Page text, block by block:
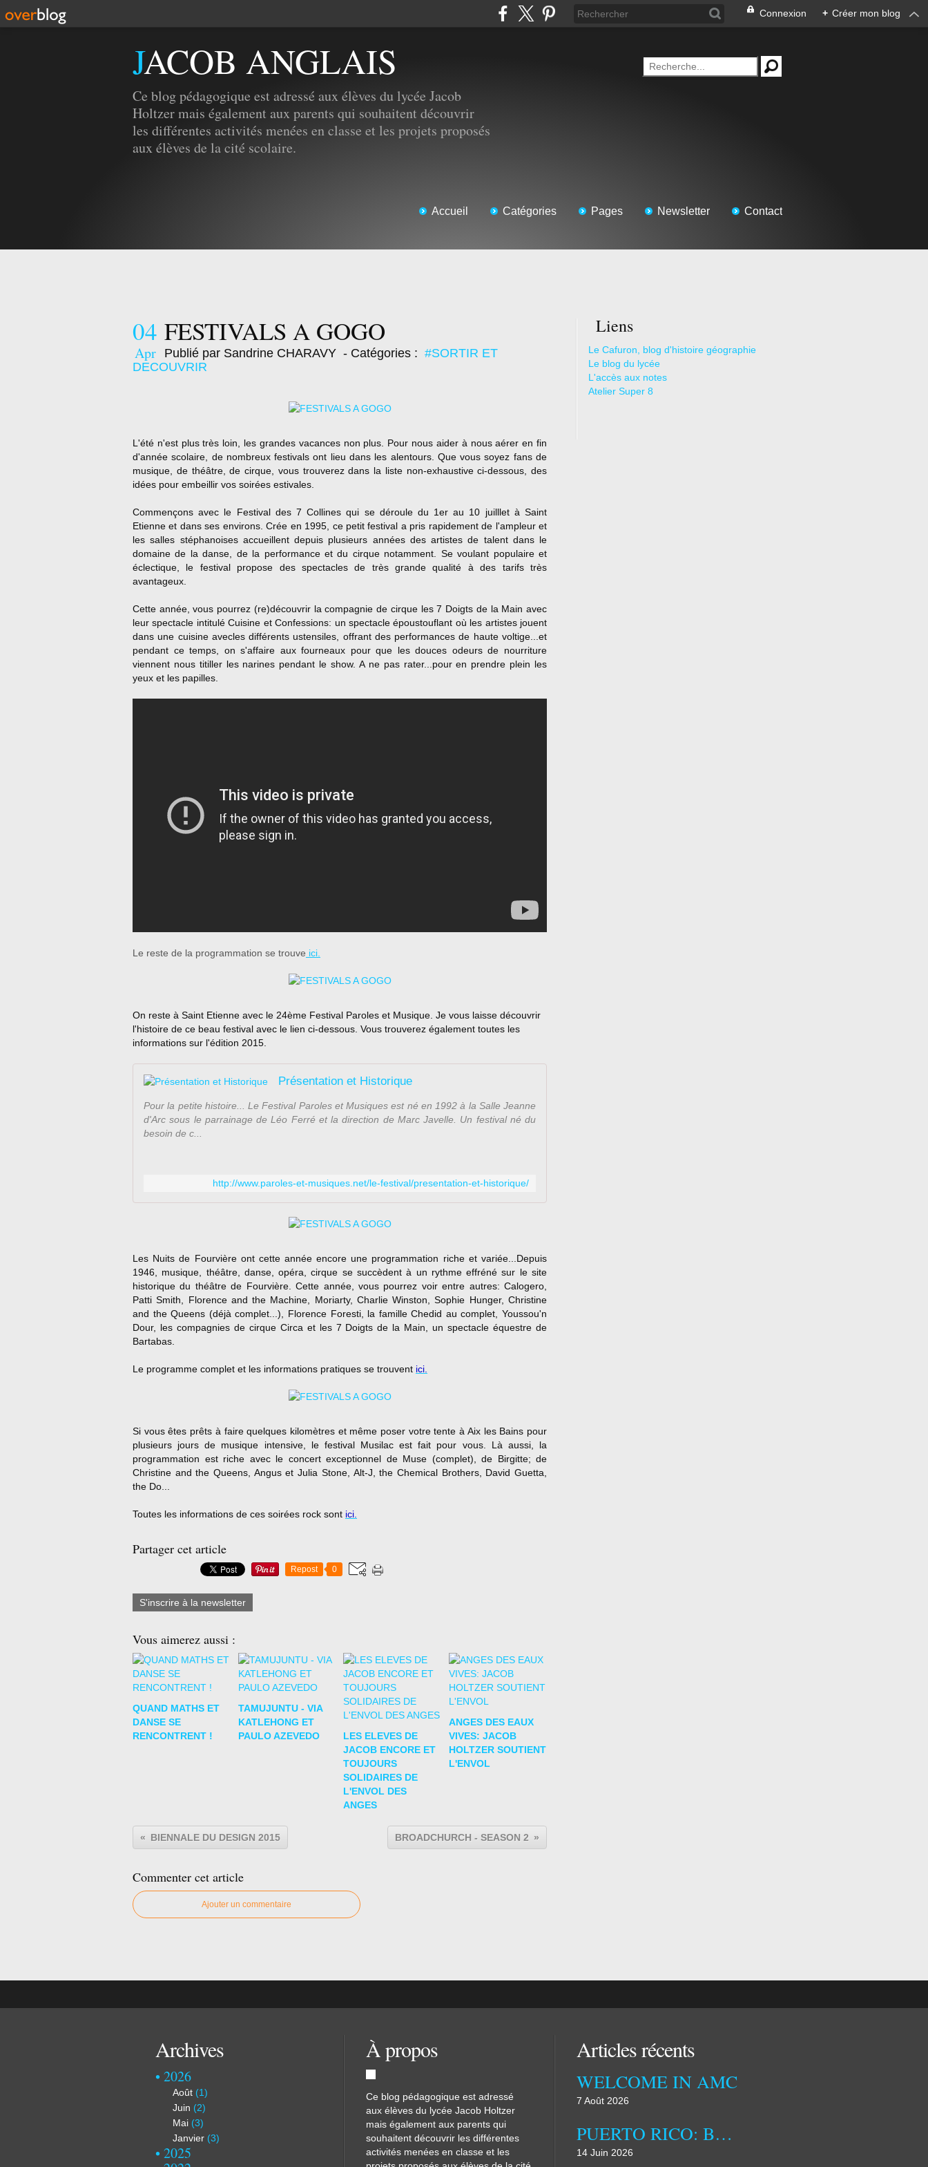
Connexion + Créer mon blog
JACOB ANGLAIS
Ce blog pédagogique est adressé aux élèves du lycée Jacob
Holtzer mais également aux parents qui souhaitent découvrir
les différentes activités menées en classe et les projets proposés
aux élèves de la cité scolaire.
Accueil Catégories Pages Newsletter Contact
04
Apr
FESTIVALS A GOGO
Publié par Sandrine CHARAVY - Catégories : #SORTIR ET
DECOUVRIR
L'été n'est plus très loin, les grandes vacances non plus. Pour nous aider à nous aérer en fin
d'année scolaire, de nombreux festivals ont lieu dans les alentours. Que vous soyez fans de
musique, de théâtre, de cirque, vous trouverez dans la liste non-exhaustive ci-dessous, des
idées pour embeillir vos soirées estivales.
Commençons avec le Festival des 7 Collines qui se déroule du 1er au 10 juilllet à Saint
Etienne et dans ses environs. Crée en 1995, ce petit festival a pris rapidement de l'ampleur et
les salles stéphanoises accueillent depuis plusieurs années des artistes de talent dans le
domaine de la danse, de la performance et du cirque notamment. Se voulant populaire et
éclectique, le festival propose des spectacles de très grande qualité à des tarifs très
avantageux.
Cette année, vous pourrez (re)découvrir la compagnie de cirque les 7 Doigts de la Main avec
leur spectacle intitulé Cuisine et Confessions: un spectacle époustouflant où les artistes jouent
dans une cuisine avecles différents ustensiles, offrant des performances de haute voltige...et
pendant ce temps, on s'affaire aux fourneaux pour que les douces odeurs de nourriture
viennent nous titiller les narines pendant le show. A ne pas rater...pour en prendre plein les
yeux et les papilles.
Le reste de la programmation se trouve ici.
On reste à Saint Etienne avec le 24ème Festival Paroles et Musique. Je vous laisse découvrir
l'histoire de ce beau festival avec le lien ci-dessous. Vous trouverez également toutes les
informations sur l'édition 2015.
Présentation et Historique
Pour la petite histoire... Le Festival Paroles et Musiques est né en 1992 à la Salle Jeanne
d'Arc sous le parrainage de Léo Ferré et la direction de Marc Javelle. Un festival né du
besoin de c...
http://www.paroles-et-musiques.net/le-festival/presentation-et-historique/
Les Nuits de Fourvière ont cette année encore une programmation riche et variée...Depuis
1946, musique, théâtre, danse, opéra, cirque se succèdent à un rythme effréné sur le site
historique du théâtre de Fourvière. Cette année, vous pourrez voir entre autres: Calogero,
Patti Smith, Florence and the Machine, Moriarty, Charlie Winston, Sophie Hunger, Christine
and the Queens (déjà complet...), Florence Foresti, la famille Chedid au complet, Youssou'n
Dour, les compagnies de cirque Circa et les 7 Doigts de la Main, un spectacle équestre de
Bartabas.
Le programme complet et les informations pratiques se trouvent ici.
Si vous êtes prêts à faire quelques kilomètres et même poser votre tente à Aix les Bains pour
plusieurs jours de musique intensive, le festival Musilac est fait pour vous. Là aussi, la
programmation est riche avec le concert exceptionnel de Muse (complet), de Birgitte; de
Christine and the Queens, Angus et Julia Stone, Alt-J, the Chemical Brothers, David Guetta,
the Do...
Toutes les informations de ces soirées rock sont ici.
Partager cet article
Repost 0
S'inscrire à la newsletter
Vous aimerez aussi :
QUAND MATHS ET
DANSE SE
RENCONTRENT !
TAMUJUNTU - VIA
KATLEHONG ET
PAULO AZEVEDO
LES ELEVES DE
JACOB ENCORE ET
TOUJOURS
SOLIDAIRES DE
L'ENVOL DES
ANGES
ANGES DES EAUX
VIVES: JACOB
HOLTZER SOUTIENT
L'ENVOL
BIENNALE DU DESIGN 2015 BROADCHURCH - SEASON 2
Commenter cet article
Ajouter un commentaire
Liens
Le Cafuron, blog d'histoire géographie
Le blog du lycée
L'accès aux notes
Atelier Super 8
Archives
2026
Août (1)
Juin (2)
Mai (3)
Janvier (3)
2025
À propos
Ce blog pédagogique est adressé
aux élèves du lycée Jacob Holtzer
mais également aux parents qui
souhaitent découvrir les différentes
activités menées en classe et les
Articles récents
WELCOME IN AMC
7 Août 2026
PUERTO RICO: BETWEEN US INFLUENCE AND IDENTITY ASSERTION
14 Juin 2026